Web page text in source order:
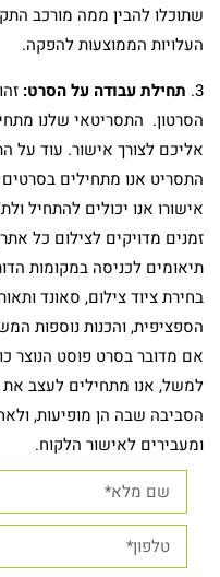
שתוכלו להבין ממה מורכב
העלויות הממוצעות להפקה.
3. תחילת עבודה על הסרט:
הסרטון. התסריטאי שלנו
אליכם לצורך אישור. עוד על
התסריט אנו מתחילים
אישורו אנו יכולים להתחיל
זמנים מדויקים לצילום כל
תיאומים לכניסה במקומות
בחירת ציוד צילום, סאונד
הספציפית, והכנות נוספות
אם מדובר בסרט פוסט הנוצר
למשל, אנו מתחילים לעצב את
הסביבה שבה הן מופיעות,
ומעבירים לאישור הלקוח.